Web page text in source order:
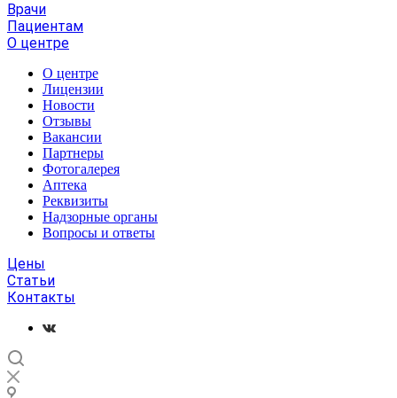
Врачи
Пациентам
О центре
О центре
Лицензии
Новости
Отзывы
Вакансии
Партнеры
Фотогалерея
Аптека
Реквизиты
Надзорные органы
Вопросы и ответы
Цены
Статьи
Контакты